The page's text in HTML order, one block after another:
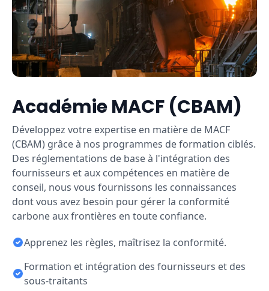
Académie MACF (CBAM)
Développez votre expertise en matière de MACF
(CBAM) grâce à nos programmes de formation ciblés.
Des réglementations de base à l'intégration des
fournisseurs et aux compétences en matière de
conseil, nous vous fournissons les connaissances
dont vous avez besoin pour gérer la conformité
carbone aux frontières en toute confiance.
Apprenez les règles, maîtrisez la conformité.
Formation et intégration des fournisseurs et des
sous-traitants